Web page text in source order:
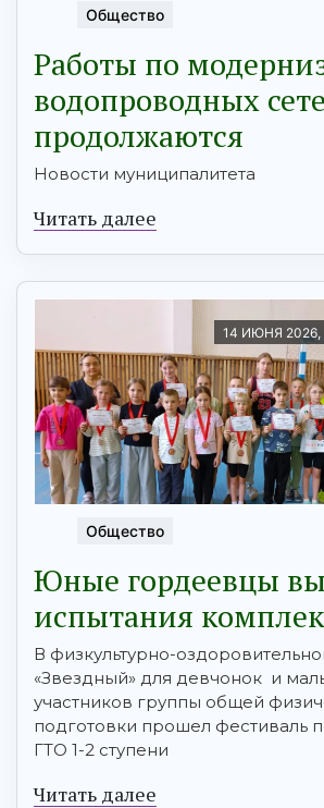
Общество
Работы по
водопроводных
продолжаются
Новости муниципалитета
Читать далее
14 ИЮНЯ 2026,
Общество
Юные гордеевцы
испытания
В физкультурно-
«Звездный» для девчонок и
участников группы общей
подготовки прошел фестиваль
ГТО 1-2 ступени
Читать далее